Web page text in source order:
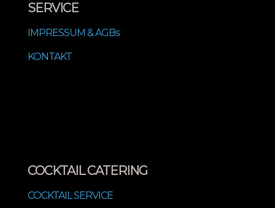
SERVICE
IMPRESSUM & AGBs
KONTAKT
COCKTAIL CATERING
COCKTAIL SERVICE